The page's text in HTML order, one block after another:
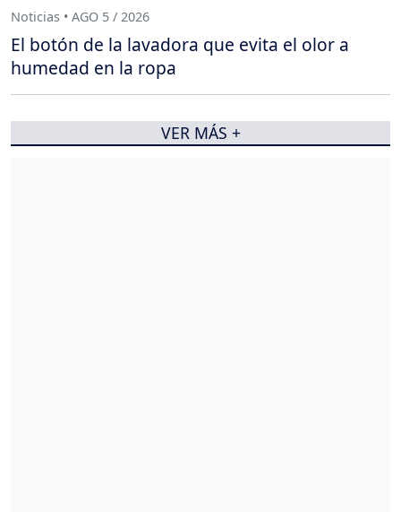
Noticias • AGO 5 / 2026
El botón de la lavadora que evita el olor a
humedad en la ropa
VER MÁS +